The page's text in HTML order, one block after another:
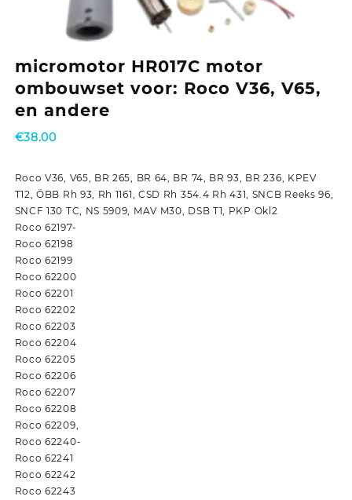
micromotor HR017C motor
ombouwset voor: Roco V36, V65,
en andere
€38.00
Roco V36, V65, BR 265, BR 64, BR 74, BR 93, BR 236, KPEV
T12, ÖBB Rh 93, Rh 1161, CSD Rh 354.4 Rh 431, SNCB Reeks 96,
SNCF 130 TC, NS 5909, MAV M30, DSB T1, PKP Okl2
Roco 62197-
Roco 62198
Roco 62199
Roco 62200
Roco 62201
Roco 62202
Roco 62203
Roco 62204
Roco 62205
Roco 62206
Roco 62207
Roco 62208
Roco 62209,
Roco 62240-
Roco 62241
Roco 62242
Roco 62243